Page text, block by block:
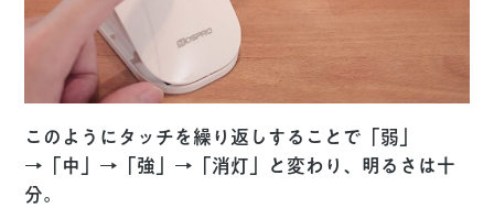
このようにタッチを繰り返しすることで「弱」
→「中」→「強」→「消灯」と変わり、明るさは十
分。